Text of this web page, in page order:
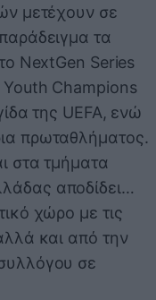
μετέχουν σε
τα
NextGen Series
Youth Champions
της UEFA, ενώ
πρωταθλήματος.
στα τμήματα
αποδίδει…
χώρο με τις
και από την
σε